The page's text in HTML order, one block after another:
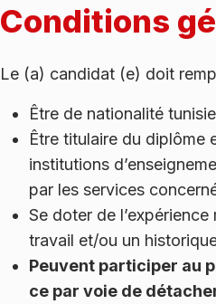
Conditions
Le (a) candidat (e) doit
Être de nationalité
Être titulaire du diplôme
institutions
par les services
Se doter de
travail et/ou un
Peuvent participer au
ce par voie de